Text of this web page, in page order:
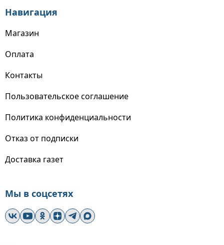
Навигация
Магазин
Оплата
Контакты
Пользовательское соглашение
Политика конфиденциальности
Отказ от подписки
Доставка газет
Мы в соцсетях